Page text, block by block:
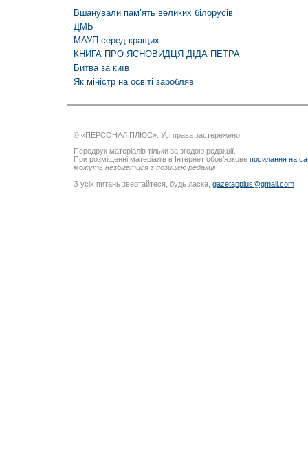
Вшанували пам’ять великих білорусів
ДМБ
МАУП серед кращих
КНИГА ПРО ЯСНОВИДЦЯ ДІДА ПЕТРА
Битва за київ
Як міністр на освіті заробляв
© «ПЕРСОНАЛ ПЛЮС». Усі права застережено.
Передрук матеріалів тільки за згодою редакції.
При розміщенні матеріалів в Інтернет обов’язкове посилання на
можуть незбігатися з позицією редакції
З усіх питань звертайтеся, будь ласка, gazetapplus@gmail.com